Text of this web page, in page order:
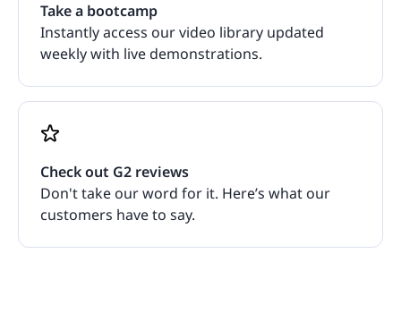
Take a bootcamp
Instantly access our video library updated
weekly with live demonstrations.
Check out G2 reviews
Don't take our word for it. Here’s what our
customers have to say.